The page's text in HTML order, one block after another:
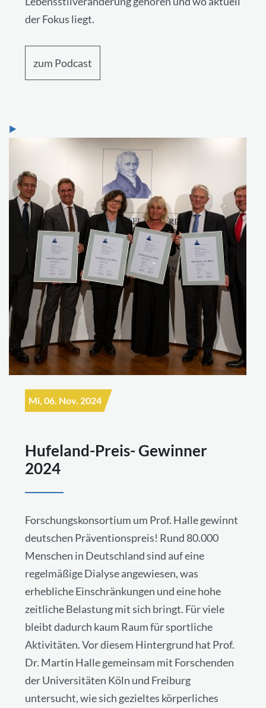
der Fokus liegt.
zum Podcast
Mi, 06. Nov. 2024
Hufeland-Preis- Gewinner
2024
Forschungskonsortium um Prof. Halle gewinnt
deutschen Präventionspreis! Rund 80.000
Menschen in Deutschland sind auf eine
regelmäßige Dialyse angewiesen, was
erhebliche Einschränkungen und eine hohe
zeitliche Belastung mit sich bringt. Für viele
bleibt dadurch kaum Raum für sportliche
Aktivitäten. Vor diesem Hintergrund hat Prof.
Dr. Martin Halle gemeinsam mit Forschenden
der Universitäten Köln und Freiburg
untersucht, wie sich gezieltes körperliches